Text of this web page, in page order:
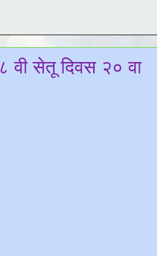
८ वी सेतू दिवस २० वा